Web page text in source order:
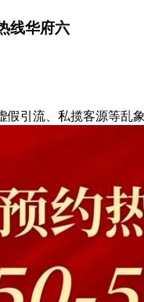
线华府六
流、私揽客源等乱